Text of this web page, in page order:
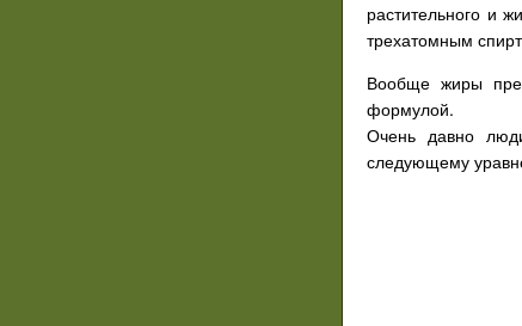
растительного и
трехатомным
Вообще жиры
формулой.
Очень давно
следующему